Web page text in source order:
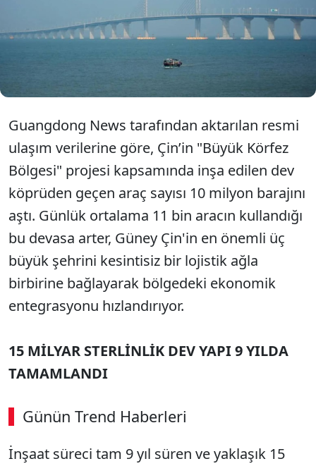
dünyanın en uzun deniz köprüsü, feribotla
yapılan 1 saatlik seyahat süresini karayoluyla
yaklaşık 40 dakikaya indirdi.
Guangdong News tarafından aktarılan resmi
ulaşım verilerine göre, Çin’in "Büyük Körfez
Bölgesi" projesi kapsamında inşa edilen dev
köprüden geçen araç sayısı 10 milyon barajını
aştı. Günlük ortalama 11 bin aracın kullandığı
bu devasa arter, Güney Çin'in en önemli üç
büyük şehrini kesintisiz bir lojistik ağla
birbirine bağlayarak bölgedeki ekonomik
entegrasyonu hızlandırıyor.
15 MİLYAR STERLİNLİK DEV YAPI 9 YILDA
TAMAMLANDI
Günün Trend Haberleri
00:02 / 02:14
Sesi Aç
İnşaat süreci tam 9 yıl süren ve yaklaşık 15